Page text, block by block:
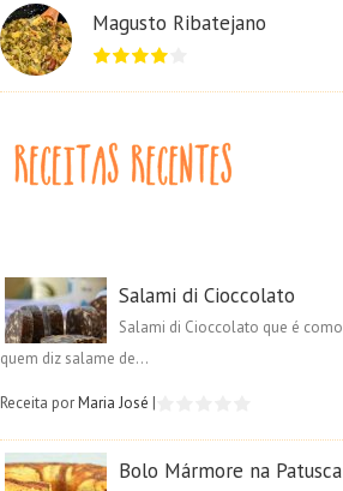
Magusto Ribatejano
Salami di Cioccolato
Salami di Cioccolato que é como
quem diz salame de...
Receita porMaria José |
Bolo Mármore na Patusca